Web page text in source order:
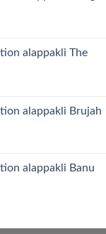
alappakli The
alappakli Brujah
alappakli Banu